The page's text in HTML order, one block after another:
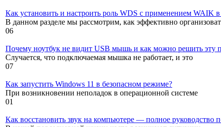
Как установить и настроить роль WDS с применением WAIK
В данном разделе мы рассмотрим, как эффективно
06
Почему ноутбук не видит USB мышь и как можно решить эту
Случается, что подключаемая мышка не работает, и это
07
Как запустить Windows 11 в безопасном режиме?
При возникновении неполадок в операционной системе
01
Как восстановить звук на компьютере — полное руководство